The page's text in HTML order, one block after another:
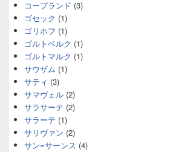
コープランド (3)
ゴセック (1)
ゴリホフ (1)
ゴルトベルク (1)
ゴルトマルク (1)
サウザム (1)
サティ (3)
サマヴェル (2)
サラサーテ (2)
サラーテ (1)
サリヴァン (2)
サン=サーンス (4)